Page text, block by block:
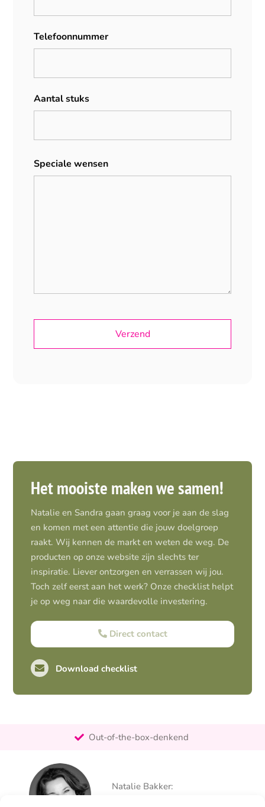
Telefoonnummer
Aantal stuks
Speciale wensen
Het mooiste maken we samen!
Natalie en Sandra gaan graag voor je aan de slag
en komen met een attentie die jouw doelgroep
raakt. Wij kennen de markt en weten de weg. De
producten op onze website zijn slechts ter
inspiratie. Liever ontzorgen en verrassen wij jou.
Toch zelf eerst aan het werk? Onze checklist helpt
je op weg naar die waardevolle investering.
Direct contact
Download checklist
Out-of-the-box-denkend
Persoonlijk
Natalie Bakker: